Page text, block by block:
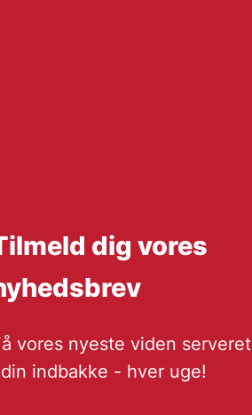
dig vores
vores nyeste viden serveret
indbakke - hver uge!